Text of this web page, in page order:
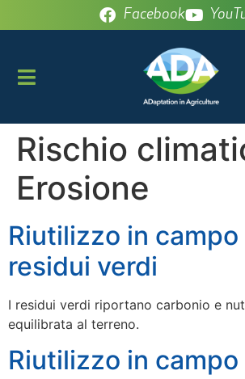
Facebook
Rischio
Erosione
Riutilizzo in campo
residui verdi
I residui verdi riportano carbonio e
equilibrata al terreno.
Riutilizzo in campo